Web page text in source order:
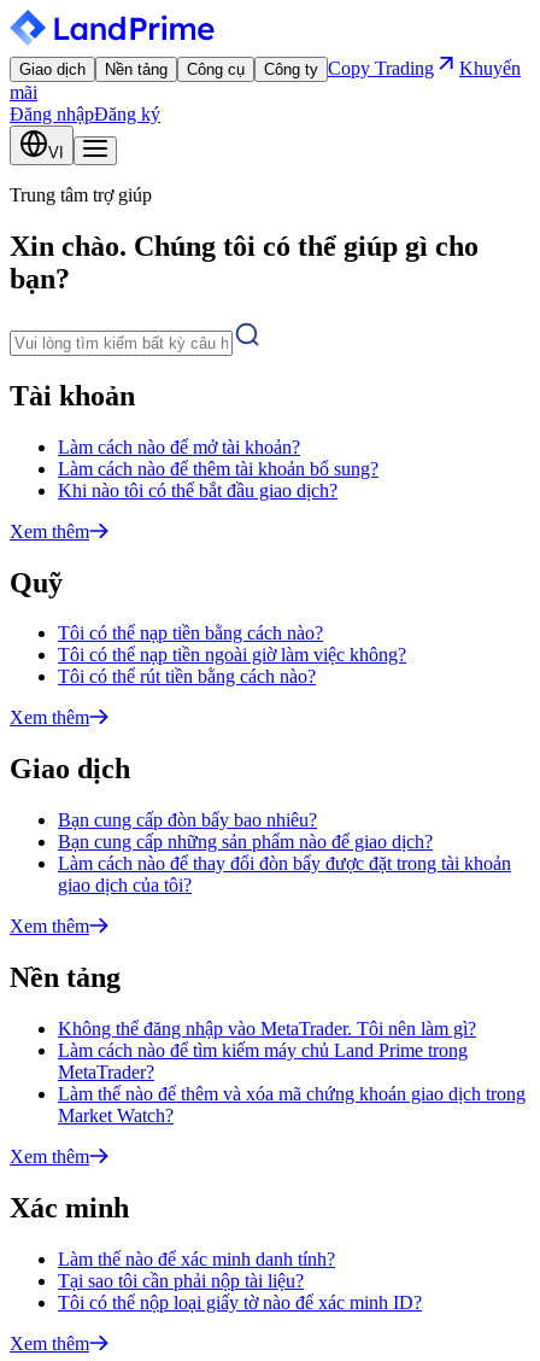
Giao dịch Nền tảng Công cụ Công ty Copy Trading
Khuyến
mãi
Đăng nhậpĐăng ký
VI
Trung tâm trợ giúp
Xin chào. Chúng tôi có thể giúp gì cho
bạn?
Tài khoản
Làm cách nào để mở tài khoản?
Làm cách nào để thêm tài khoản bổ sung?
Khi nào tôi có thể bắt đầu giao dịch?
Xem thêm
Quỹ
Tôi có thể nạp tiền bằng cách nào?
Tôi có thể nạp tiền ngoài giờ làm việc không?
Tôi có thể rút tiền bằng cách nào?
Xem thêm
Giao dịch
Bạn cung cấp đòn bẩy bao nhiêu?
Bạn cung cấp những sản phẩm nào để giao dịch?
Làm cách nào để thay đổi đòn bẩy được đặt trong tài khoản
giao dịch của tôi?
Xem thêm
Nền tảng
Không thể đăng nhập vào MetaTrader. Tôi nên làm gì?
Làm cách nào để tìm kiếm máy chủ Land Prime trong
MetaTrader?
Làm thế nào để thêm và xóa mã chứng khoán giao dịch trong
Market Watch?
Xem thêm
Xác minh
Làm thế nào để xác minh danh tính?
Tại sao tôi cần phải nộp tài liệu?
Tôi có thể nộp loại giấy tờ nào để xác minh ID?
Xem thêm